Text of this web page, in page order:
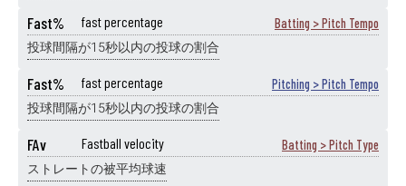
Fast% fast percentage Batting > Pitch Tempo
投球間隔が15秒以内の投球の割合
Fast% fast percentage Pitching > Pitch Tempo
投球間隔が15秒以内の投球の割合
FAv Fastball velocity Batting > Pitch Type
ストレートの被平均球速